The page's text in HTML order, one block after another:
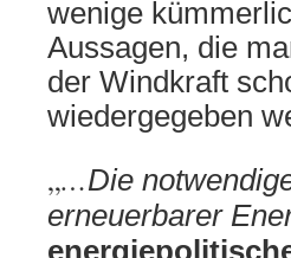
wenige
Aussagen, die
der Windkraft
wiedergegeben
„…Die
erneuerbarer